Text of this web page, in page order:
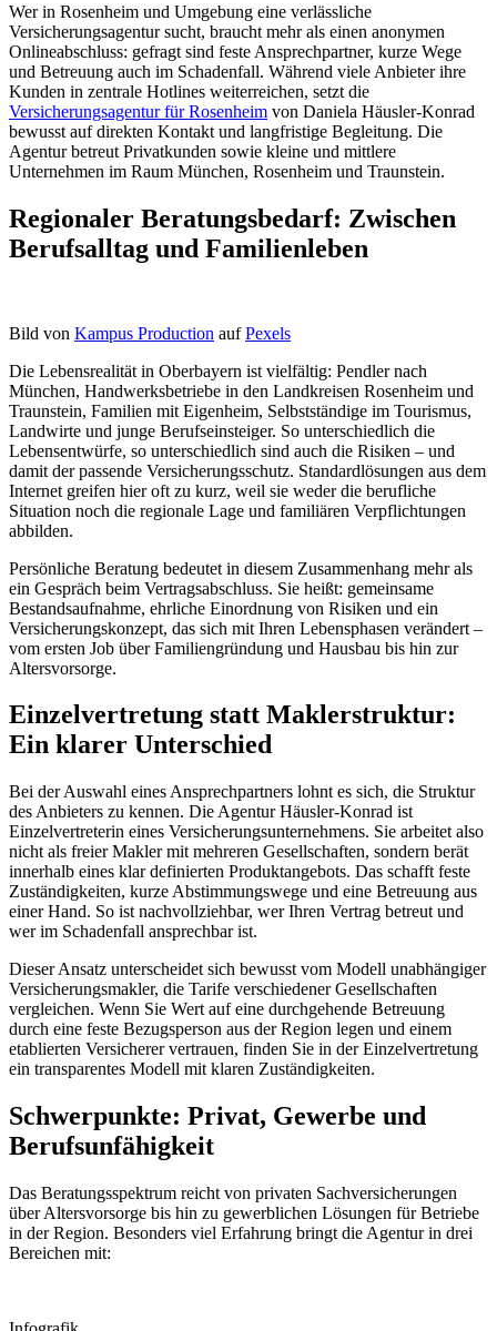
Wer in Rosenheim und Umgebung eine verlässliche
Versicherungsagentur sucht, braucht mehr als einen anonymen
Onlineabschluss: gefragt sind feste Ansprechpartner, kurze Wege
und Betreuung auch im Schadenfall. Während viele Anbieter ihre
Kunden in zentrale Hotlines weiterreichen, setzt die
Versicherungsagentur für Rosenheim von Daniela Häusler-Konrad
bewusst auf direkten Kontakt und langfristige Begleitung. Die
Agentur betreut Privatkunden sowie kleine und mittlere
Unternehmen im Raum München, Rosenheim und Traunstein.
Regionaler Beratungsbedarf: Zwischen
Berufsalltag und Familienleben
Bild von Kampus Production aufPexels
Die Lebensrealität in Oberbayern ist vielfältig: Pendler nach
München, Handwerksbetriebe in den Landkreisen Rosenheim und
Traunstein, Familien mit Eigenheim, Selbstständige im Tourismus,
Landwirte und junge Berufseinsteiger. So unterschiedlich die
Lebensentwürfe, so unterschiedlich sind auch die Risiken – und
damit der passende Versicherungsschutz. Standardlösungen aus dem
Internet greifen hier oft zu kurz, weil sie weder die berufliche
Situation noch die regionale Lage und familiären Verpflichtungen
abbilden.
Persönliche Beratung bedeutet in diesem Zusammenhang mehr als
ein Gespräch beim Vertragsabschluss. Sie heißt: gemeinsame
Bestandsaufnahme, ehrliche Einordnung von Risiken und ein
Versicherungskonzept, das sich mit Ihren Lebensphasen verändert –
vom ersten Job über Familiengründung und Hausbau bis hin zur
Altersvorsorge.
Einzelvertretung statt Maklerstruktur:
Ein klarer Unterschied
Bei der Auswahl eines Ansprechpartners lohnt es sich, die Struktur
des Anbieters zu kennen. Die Agentur Häusler-Konrad ist
Einzelvertreterin eines Versicherungsunternehmens. Sie arbeitet also
nicht als freier Makler mit mehreren Gesellschaften, sondern berät
innerhalb eines klar definierten Produktangebots. Das schafft feste
Zuständigkeiten, kurze Abstimmungswege und eine Betreuung aus
einer Hand. So ist nachvollziehbar, wer Ihren Vertrag betreut und
wer im Schadenfall ansprechbar ist.
Dieser Ansatz unterscheidet sich bewusst vom Modell unabhängiger
Versicherungsmakler, die Tarife verschiedener Gesellschaften
vergleichen. Wenn Sie Wert auf eine durchgehende Betreuung
durch eine feste Bezugsperson aus der Region legen und einem
etablierten Versicherer vertrauen, finden Sie in der Einzelvertretung
ein transparentes Modell mit klaren Zuständigkeiten.
Schwerpunkte: Privat, Gewerbe und
Berufsunfähigkeit
Das Beratungsspektrum reicht von privaten Sachversicherungen
über Altersvorsorge bis hin zu gewerblichen Lösungen für Betriebe
in der Region. Besonders viel Erfahrung bringt die Agentur in drei
Bereichen mit: